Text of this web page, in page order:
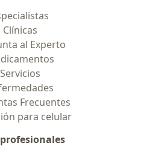
Clínicas
al Experto
Servicios
Frecuentes
para celular